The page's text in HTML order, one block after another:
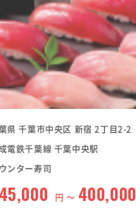
県 千葉市中央区 新宿 2丁目2-2
電鉄千葉線 千葉中央駅
ンター寿司
円 〜 400,000